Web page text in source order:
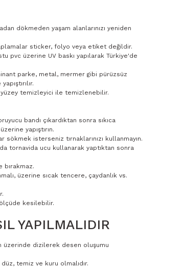
dökmeden yaşam alanlarınızı yeniden
sticker, folyo veya etiket değildir.
pvc üzerine UV baskı yapılarak Türkiye'de
parke, metal, mermer gibi pürüzsüz
temizleyici ile temizlenebilir.
bandı çıkardıktan sonra sıkıca
yapıştırın.
sökmek isterseniz tırnaklarınızı kullanmayın.
tornavida ucu kullanarak yaptıktan sonra
bırakmaz.
üzerine sıcak tencere, çaydanlık vs.
ölçüde kesilebilir.
YAPILMALIDIR
üzerinde dizilerek desen oluşumu
temiz ve kuru olmalıdır.